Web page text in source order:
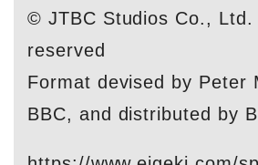
© JTBC Studios Co.,
reserved
Format devised by Peter
BBC, and distributed by